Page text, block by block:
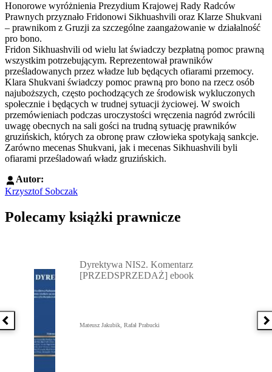
Honorowe wyróżnienia Prezydium Krajowej Rady Radców
Prawnych przyznało Fridonowi Sikhuashvili oraz Klarze Shukvani
– prawnikom z Gruzji za szczególne zaangażowanie w działalność
pro bono.
Fridon Sikhuashvili od wielu lat świadczy bezpłatną pomoc prawną
wszystkim potrzebującym. Reprezentował prawników
prześladowanych przez władze lub będących ofiarami przemocy.
Klara Shukvani świadczy pomoc prawną pro bono na rzecz osób
najuboższych, często pochodzących ze środowisk wykluczonych
społecznie i będących w trudnej sytuacji życiowej. W swoich
przemówieniach podczas uroczystości wręczenia nagród zwrócili
uwagę obecnych na sali gości na trudną sytuację prawników
gruzińskich, których za obronę praw człowieka spotykają sankcje.
Zarówno mecenas Shukvani, jak i mecenas Sikhuashvili byli
ofiarami prześladowań władz gruzińskich.
Autor:
Krzysztof Sobczak
Polecamy książki prawnicze
Poprzednia książka
Dyrektywa NIS2. Komentarz
[PRZEDSPRZEDAŻ] ebook
Mateusz Jakubik, Rafał Prabucki